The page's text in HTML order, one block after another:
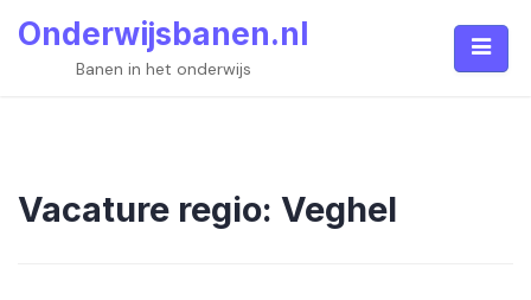
Onderwijsbanen.nl
Banen in het onderwijs
Vacature regio: Veghel